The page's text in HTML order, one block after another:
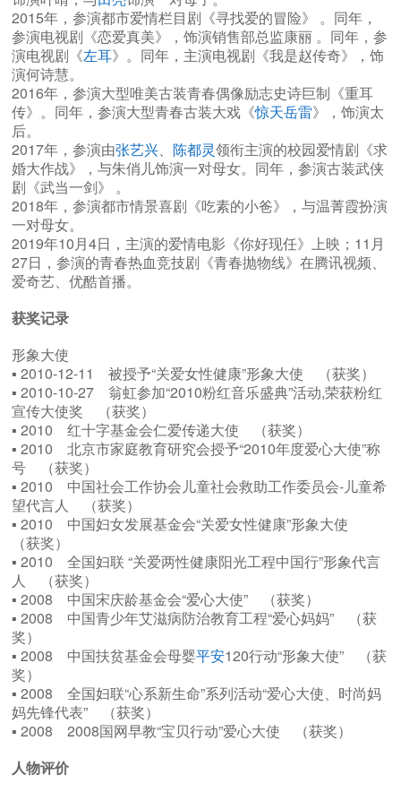
2015年，参演都市爱情栏目剧《寻找爱的冒险》 。同年，
参演电视剧《恋爱真美》，饰演销售部总监康丽 。同年，参
演电视剧《左耳》。同年，主演电视剧《我是赵传奇》，饰
演何诗慧。
2016年，参演大型唯美古装青春偶像励志史诗巨制《重耳
传》。同年，参演大型青春古装大戏《惊天岳雷》，饰演太
后。
2017年，参演由张艺兴、 陈都灵领衔主演的校园爱情剧《求
婚大作战》，与朱俏儿饰演一对母女。同年，参演古装武侠
剧《武当一剑》 。
2018年，参演都市情景喜剧《吃素的小爸》，与温菁霞扮演
一对母女。
2019年10月4日，主演的爱情电影《你好现任》上映；11月
27日，参演的青春热血竞技剧《青春抛物线》在腾讯视频、
爱奇艺、优酷首播。
获奖记录
形象大使
▪ 2010-12-11 被授予“关爱女性健康”形象大使 （获奖）
▪ 2010-10-27 翁虹参加“2010粉红音乐盛典”活动,荣获粉红
宣传大使奖 （获奖）
▪ 2010 红十字基金会仁爱传递大使 （获奖）
▪ 2010 北京市家庭教育研究会授予“2010年度爱心大使”称
号 （获奖）
▪ 2010 中国社会工作协会儿童社会救助工作委员会-儿童希
望代言人 （获奖）
▪ 2010 中国妇女发展基金会“关爱女性健康”形象大使
（获奖）
▪ 2010 全国妇联 “关爱两性健康阳光工程中国行”形象代言
人 （获奖）
▪ 2008 中国宋庆龄基金会“爱心大使” （获奖）
▪ 2008 中国青少年艾滋病防治教育工程“爱心妈妈” （获
奖）
▪ 2008 中国扶贫基金会母婴平安120行动“形象大使” （获
奖）
▪ 2008 全国妇联“心系新生命”系列活动“爱心大使、时尚妈
妈先锋代表” （获奖）
▪ 2008 2008国网早教“宝贝行动”爱心大使 （获奖）
人物评价